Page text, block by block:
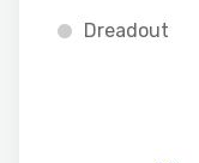
Dreadout